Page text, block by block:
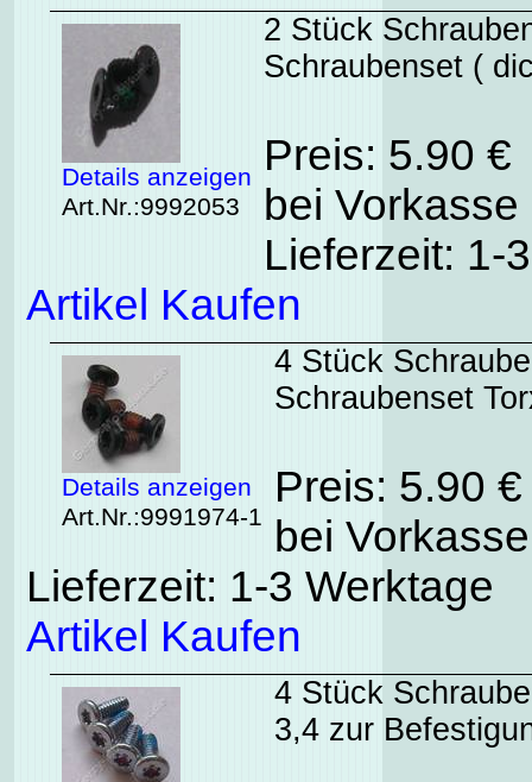
Details anzeigen
Art.Nr.:9992053
2 Stück
Schraubenset (
Preis: 5.90
bei
Lieferzeit: 1-
Artikel Kaufen
Details anzeigen
Art.Nr.:9991974-1
4 Stück
Schraubenset
Preis: 5.90
bei
Lieferzeit: 1-3 Werktage
Artikel Kaufen
4 Stück
3,4 zur